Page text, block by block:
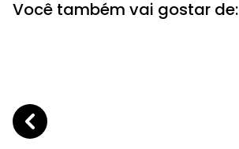
Você também vai gostar de: